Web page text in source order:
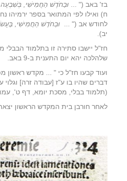
בז' באב (" ... וּבַחֹדֶשׁ הַחֲמִישִׁי,
לחודש אב (" ... וּבַחֹדֶשׁ הַחֲמִישִׁי,
יב).
חז"ל יישבו סתירה זו בתלמוד הבבלי
שלהלכה יהא יום התענית ב-9 באב.
ועוד קבעו חז"ל כי " ... מקדש ראשון
דברים שהיו בו ע"ז [עבודה זרה]
(תלמוד בבלי, מסכת יומא, דף ט',
לאחר חורבן בית המקדש הראשון